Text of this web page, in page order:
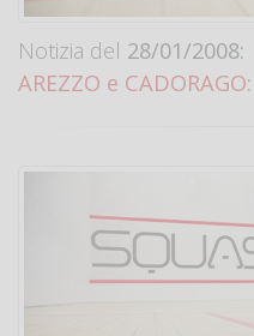
Notizia del 28/01/2008:
AREZZO e